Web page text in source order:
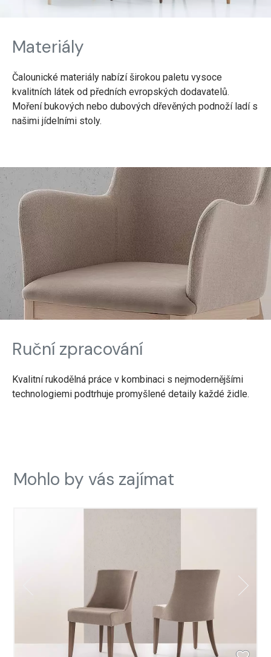
Materiály
Čalounické materiály nabízí širokou paletu vysoce
kvalitních látek od předních evropských dodavatelů.
Moření bukových nebo dubových dřevěných podnoží ladí s
našimi jídelními stoly.
Ruční zpracování
Kvalitní rukodělná práce v kombinaci s nejmodernějšími
technologiemi podtrhuje promyšlené detaily každé židle.
Mohlo by vás zajímat